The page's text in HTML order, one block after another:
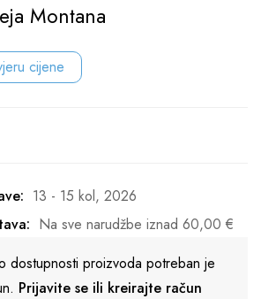
Montana
cijene
13 - 15 kol, 2026
Na sve narudžbe iznad 60,00 €
dostupnosti proizvoda potreban je
Prijavite se ili kreirajte račun